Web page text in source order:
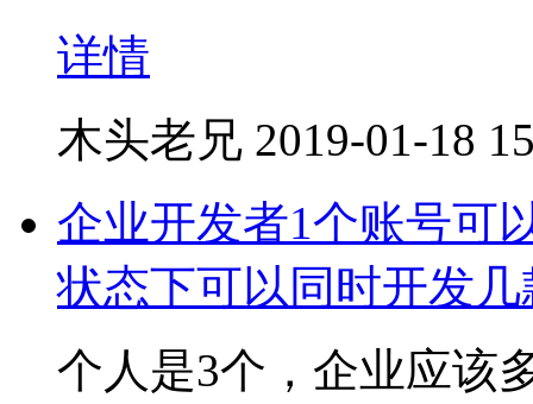
详情
木头老兄 2019-01-18
企业开发者1个账号可
状态下可以同时开发
个人是3个，企业应该